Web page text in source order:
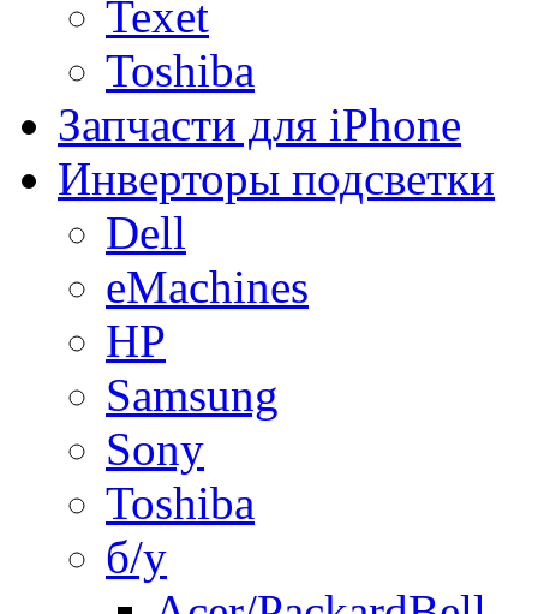
Texet
Toshiba
Запчасти для iPhone
Инверторы подсветки
Dell
eMachines
HP
Samsung
Sony
Toshiba
б/у